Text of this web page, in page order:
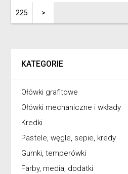
225 >
KATEGORIE
Ołówki grafitowe
Ołówki mechaniczne i wkłady
Kredki
Pastele, węgle, sepie, kredy
Gumki, temperówki
Farby, media, dodatki